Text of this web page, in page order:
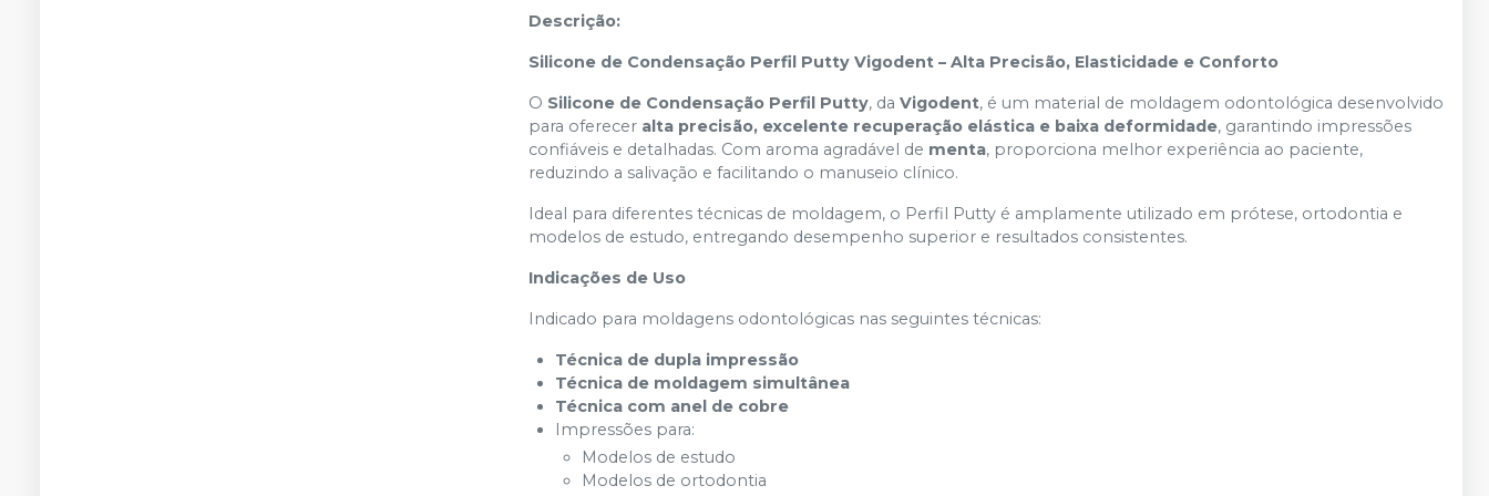
Descrição:
Silicone de Condensação Perfil Putty Vigodent – Alta Precisão, Elasticidade e Conforto
O Silicone de Condensação Perfil Putty, daVigodent, é um material de moldagem odontológica desenvolvido
para oferecer alta precisão, excelente recuperação elástica e baixa deformidade, garantindo impressões
confiáveis e detalhadas. Com aroma agradável de menta, proporciona melhor experiência ao paciente,
reduzindo a salivação e facilitando o manuseio clínico.
Ideal para diferentes técnicas de moldagem, o Perfil Putty é amplamente utilizado em prótese, ortodontia e
modelos de estudo, entregando desempenho superior e resultados consistentes.
Indicações de Uso
Indicado para moldagens odontológicas nas seguintes técnicas:
Técnica de dupla impressão
Técnica de moldagem simultânea
Técnica com anel de cobre
Impressões para:
Modelos de estudo
Modelos de ortodontia